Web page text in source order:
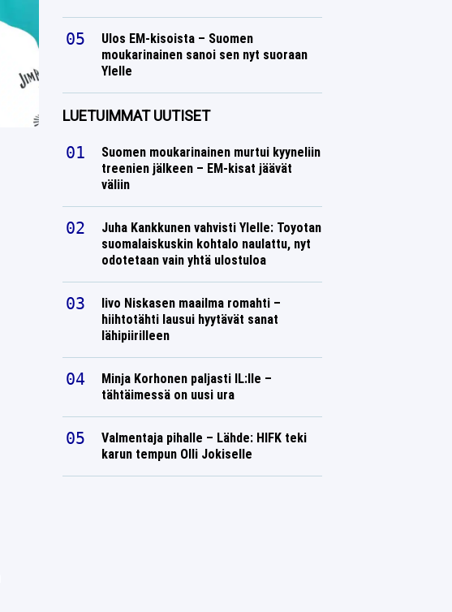
Ulos EM-kisoista – Suomen
moukarinainen sanoi sen nyt suoraan
Ylelle
LUETUIMMAT UUTISET
Suomen moukarinainen murtui kyyneliin
treenien jälkeen – EM-kisat jäävät
väliin
Juha Kankkunen vahvisti Ylelle: Toyotan
suomalaiskuskin kohtalo naulattu, nyt
odotetaan vain yhtä ulostuloa
Iivo Niskasen maailma romahti –
hiihtotähti lausui hyytävät sanat
lähipiirilleen
Minja Korhonen paljasti IL:lle –
tähtäimessä on uusi ura
Valmentaja pihalle – Lähde: HIFK teki
karun tempun Olli Jokiselle